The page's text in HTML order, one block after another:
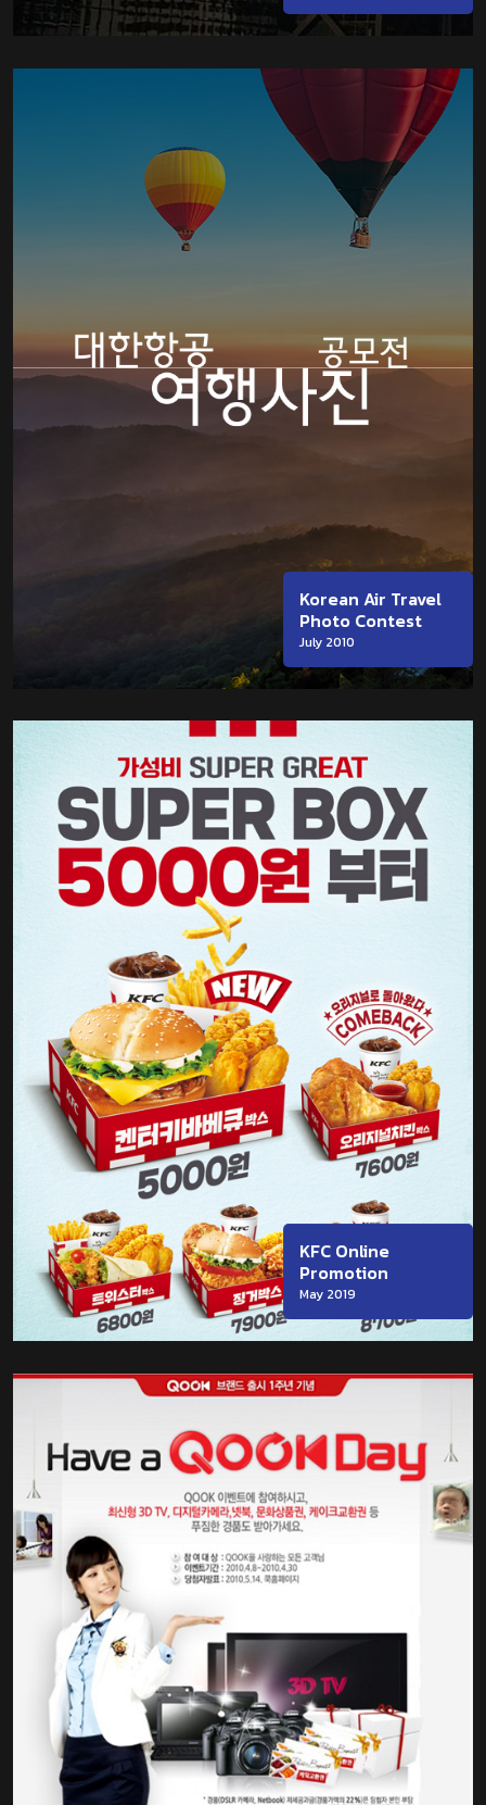
Korean Air Travel
Photo Contest
July 2010
KFC Online
Promotion
May 2019